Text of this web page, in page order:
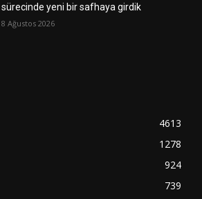
sürecinde yeni bir safhaya girdik
8 Ağustos 2026
4613
1278
924
739